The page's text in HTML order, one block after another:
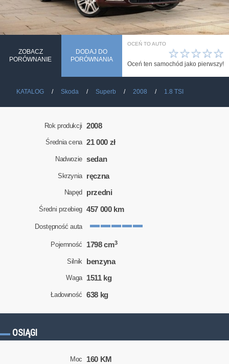
ZOBACZ
PORÓWNANIE
DODAJ DO
PORÓWNANIA
OCEŃ TO AUTO
☆
☆
☆
☆
☆
Oceń ten samochód jako pierwszy!
KATALOG Skoda Superb 2008 1.8 TSI
Rok produkcji 2008
Średnia cena 21 000 zł
Nadwozie sedan
Skrzynia ręczna
Napęd przedni
Średni przebieg 457 000 km
Dostępność auta
Pojemność 1798 cm3
Silnik benzyna
Waga 1511 kg
Ładowność 638 kg
OSIĄGI
Moc 160 KM